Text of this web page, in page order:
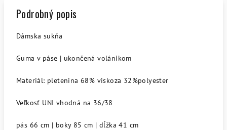
Podrobný popis
Dámska sukňa
Guma v páse | ukončená volánikom
Materiál: pletenina 68% viskoza 32%polyester
Veľkosť UNI vhodná na 36/38
pás 66 cm | boky 85 cm | dĺžka 41 cm